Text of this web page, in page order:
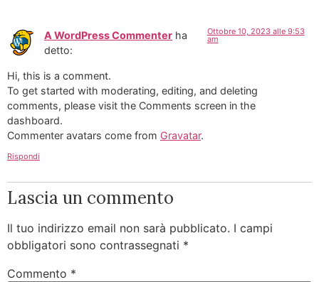
A WordPress Commenter ha
detto:
Ottobre 10, 2023 alle 9:53
am
Hi, this is a comment.
To get started with moderating, editing, and deleting
comments, please visit the Comments screen in the
dashboard.
Commenter avatars come from Gravatar.
Rispondi
Lascia un commento
Il tuo indirizzo email non sarà pubblicato. I campi
obbligatori sono contrassegnati *
Commento *